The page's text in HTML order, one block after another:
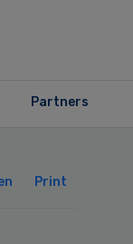
Partners
Print